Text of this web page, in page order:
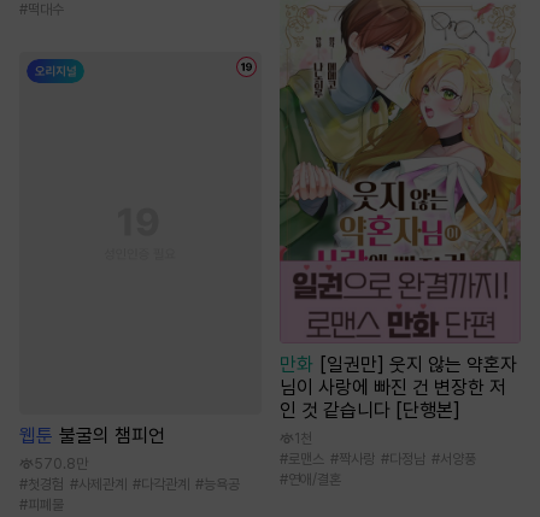
#떡대수
웹툰 불굴의 챔피언
570.8만
#첫경험 #사제관계 #다각관계 #능욕공
#피폐물
만화
[일권만] 웃지 않는 약혼자
님이 사랑에 빠진 건 변장한 저
인 것 같습니다 [단행본]
1천
#로맨스 #짝사랑 #다정남 #서양풍
#연애/결혼